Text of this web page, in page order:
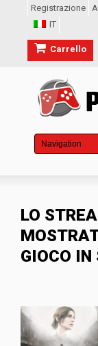
Registrazione
IT
Carrello
LO
GIOCO